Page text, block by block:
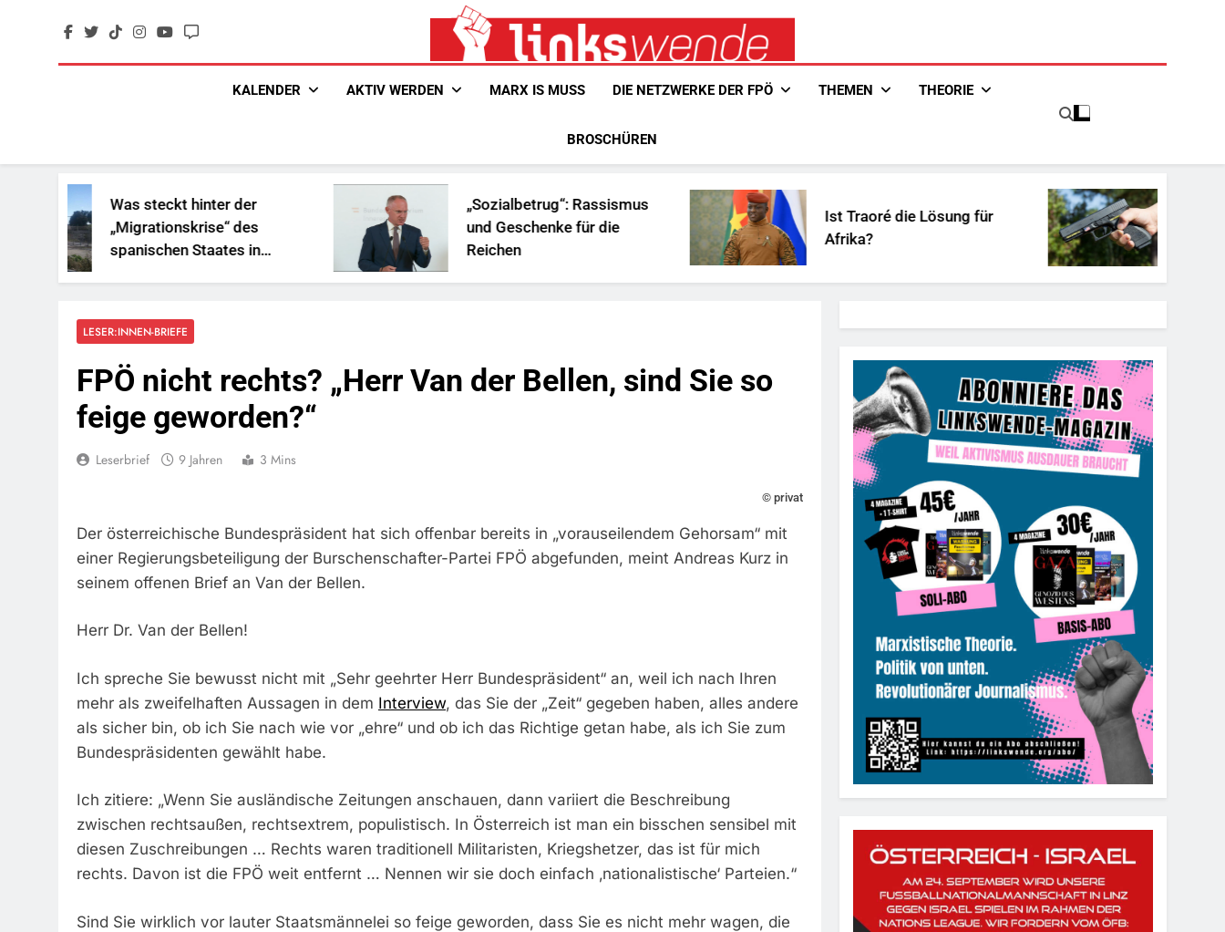
Linkswende Jetzt!
KALENDER AKTIV WERDEN MARX IS MUSS DIE NETZWERKE DER FPÖ THEMEN THEORIE
BROSCHÜREN
Was steckt hinter der
„Migrationskrise“ des
spanischen Staates in
Nordafrika?
„Sozialbetrug“: Rassismus
und Geschenke für die
Reichen
Ist Traoré die Lösung für
Afrika?
LESER:INNEN-BRIEFE
FPÖ nicht rechts? „Herr Van der Bellen, sind Sie so
feige geworden?“
Leserbrief 9 Jahren 3 Mins
© privat
Der österreichische Bundespräsident hat sich offenbar bereits in „vorauseilendem Gehorsam“ mit
einer Regierungsbeteiligung der Burschenschafter-Partei FPÖ abgefunden, meint Andreas Kurz in
seinem offenen Brief an Van der Bellen.
Herr Dr. Van der Bellen!
Ich spreche Sie bewusst nicht mit „Sehr geehrter Herr Bundespräsident“ an, weil ich nach Ihren
mehr als zweifelhaften Aussagen in dem Interview, das Sie der „Zeit“ gegeben haben, alles andere
als sicher bin, ob ich Sie nach wie vor „ehre“ und ob ich das Richtige getan habe, als ich Sie zum
Bundespräsidenten gewählt habe.
Ich zitiere: „Wenn Sie ausländische Zeitungen anschauen, dann variiert die Beschreibung
zwischen rechtsaußen, rechtsextrem, populistisch. In Österreich ist man ein bisschen sensibel mit
diesen Zuschreibungen … Rechts waren traditionell Militaristen, Kriegshetzer, das ist für mich
rechts. Davon ist die FPÖ weit entfernt … Nennen wir sie doch einfach ‚nationalistische‘ Parteien.“
Sind Sie wirklich vor lauter Staatsmännelei so feige geworden, dass Sie es nicht mehr wagen, die